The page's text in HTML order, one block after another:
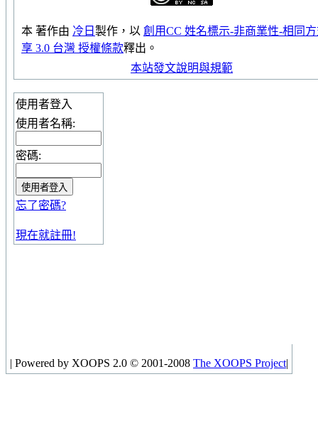
本 著作由 冷日 製作，以 創用CC 姓名標示-非商業性-相同
享 3.0 台灣 授權條款釋出。
本站發文說明與規範
使用者登入
使用者名稱:
密碼:
忘了密碼?
現在就註冊!
| Powered by XOOPS 2.0 © 2001-2008 The XOOPS Project|